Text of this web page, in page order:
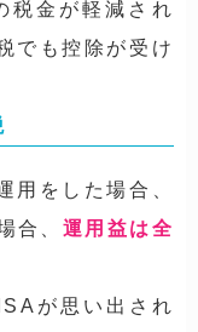
税金が軽減され
でも控除が受け
用をした場合、
合、 運用益は全
が思い出され